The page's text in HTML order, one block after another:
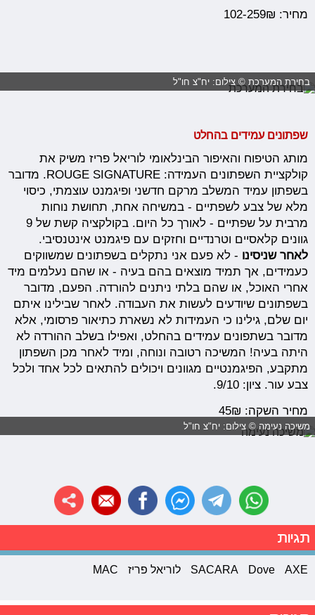
מחיר: 102-259₪
בחירת המערכת © צילום: יח"צ חו"ל
שפתונים עמידים בהחלט
מותג הטיפוח והאיפור הבינלאומי לוריאל פריז משיק את
קולקציית השפתונים העמידה: ROUGE SIGNATURE. מדובר
בשפתון עמיד המשלב מרקם חדשני ופיגמנט עוצמתי, כיסוי
מלא של צבע לשפתיים - במשיחה אחת, תחושת נוחות
מרבית על שפתיים - לאורך כל היום. בקולקציה קשת של 9
גוונים קלאסיים וטרנדיים וחזקים עם פיגמנט אינטנסיבי.
לאחר שניסינו - לא פעם אני נתקלים בשפתונים שמשווקים
כעמידים, אך תמיד מוצאים בהם בעיה - או שהם נעלמים מיד
אחרי האוכל, או שהם בלתי ניתנים להורדה. הפעם, מדובר
בשפתונים שיודעים לעשות את העבודה. לאחר שבילינו איתם
יום שלם, גילינו כי העמידות לא נשארת כתיאור פרסומי, אלא
מדובר בשתפונים עמידים בהחלט, ואפילו בשלב ההורדה לא
היתה בעיה! המשיכה רטובה ונוחה, ומיד לאחר מכן השפתון
מתקבע, הפיגמנטיים מגוונים ויכולים להתאים לכל אחד ולכל
צבע עור. ציון: 9/10.
מחיר השקה: 45₪
משיכה נעימה © צילום: יח"צ חו"ל
תגיות
AXE
Dove
SACARA לוריאל פריז MAC